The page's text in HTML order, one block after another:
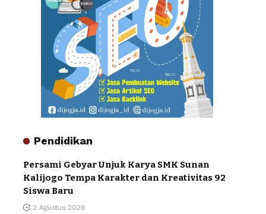
Pendidikan
Persami Gebyar Unjuk Karya SMK Sunan
Kalijogo Tempa Karakter dan Kreativitas 92
Siswa Baru
2 Agustus 2026